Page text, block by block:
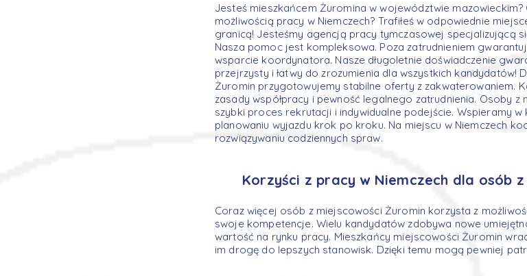
Jesteś mieszkańcem Żuromina w województwie mazowieckim?
możliwością pracy w Niemczech? Trafiłeś w odpowiednie
granicą! Jesteśmy agencją pracy tymczasowej specjalizującą
Nasza pomoc jest kompleksowa. Poza zatrudnieniem
wsparcie koordynatora. Nasze długoletnie doświadczenie
przejrzysty i łatwy do zrozumienia dla wszystkich kandydatów!
Żuromin przygotowujemy stabilne oferty z zakwaterowaniem.
zasady współpracy i pewność legalnego zatrudnienia. Osoby
szybki proces rekrutacji i indywidualne podejście. Wspieramy
planowaniu wyjazdu krok po kroku. Na miejscu w Niemczech
rozwiązywaniu codziennych spraw.
Korzyści z pracy w Niemczech dla osób
Coraz więcej osób z miejscowości Żuromin korzysta z
swoje kompetencje. Wielu kandydatów zdobywa nowe
wartość na rynku pracy. Mieszkańcy miejscowości Żuromin
im drogę do lepszych stanowisk. Dzięki temu mogą pewniej